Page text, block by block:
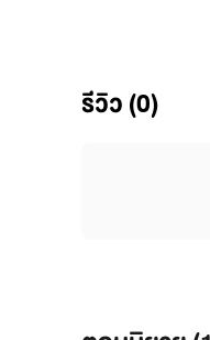
รีวิว (0)